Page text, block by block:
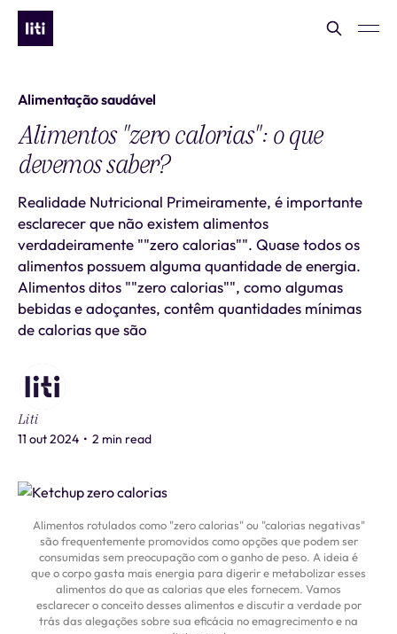
Alimentação saudável
Alimentos "zero calorias": o que
devemos saber?
Realidade Nutricional Primeiramente, é importante
esclarecer que não existem alimentos
verdadeiramente ""zero calorias"". Quase todos os
alimentos possuem alguma quantidade de energia.
Alimentos ditos ""zero calorias"", como algumas
bebidas e adoçantes, contêm quantidades mínimas
de calorias que são
Liti
11 out 2024 • 2 min read
Alimentos rotulados como "zero calorias" ou "calorias negativas"
são frequentemente promovidos como opções que podem ser
consumidas sem preocupação com o ganho de peso. A ideia é
que o corpo gasta mais energia para digerir e metabolizar esses
alimentos do que as calorias que eles fornecem. Vamos
esclarecer o conceito desses alimentos e discutir a verdade por
trás das alegações sobre sua eficácia no emagrecimento e na